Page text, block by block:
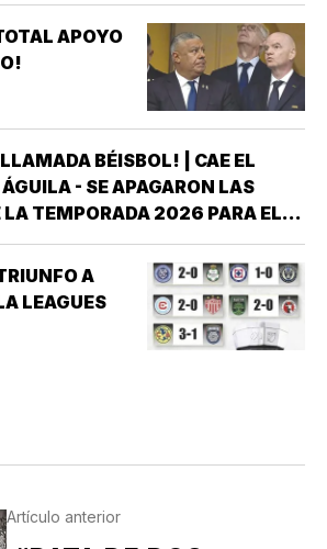
APOYO
BÉISBOL! | CAE EL
- SE APAGARON LAS
LA TEMPORADA 2026 PARA EL
*LA NOVENA JAROCHA
CON UNA VICTORIA DE
DE PUEBLA, PERO EL
A
LEAGUES
Artículo anterior